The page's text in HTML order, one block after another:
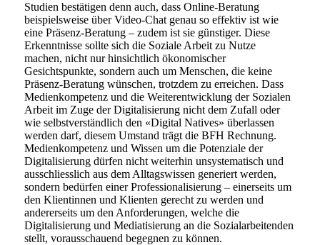
Studien bestätigen denn auch, dass Online-Beratung
beispielsweise über Video-Chat genau so effektiv ist wie
eine Präsenz-Beratung – zudem ist sie günstiger. Diese
Erkenntnisse sollte sich die Soziale Arbeit zu Nutze
machen, nicht nur hinsichtlich ökonomischer
Gesichtspunkte, sondern auch um Menschen, die keine
Präsenz-Beratung wünschen, trotzdem zu erreichen. Dass
Medienkompetenz und die Weiterentwicklung der Sozialen
Arbeit im Zuge der Digitalisierung nicht dem Zufall oder
wie selbstverständlich den «Digital Natives» überlassen
werden darf, diesem Umstand trägt die BFH Rechnung.
Medienkompetenz und Wissen um die Potenziale der
Digitalisierung dürfen nicht weiterhin unsystematisch und
ausschliesslich aus dem Alltagswissen generiert werden,
sondern bedürfen einer Professionalisierung – einerseits um
den Klientinnen und Klienten gerecht zu werden und
andererseits um den Anforderungen, welche die
Digitalisierung und Mediatisierung an die Sozialarbeitenden
stellt, vorausschauend begegnen zu können.